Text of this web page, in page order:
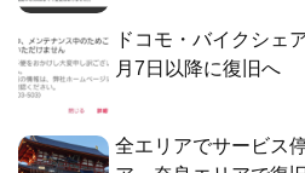
ドコモ・バイクシェ
月7日以降に復旧へ
全エリアでサービス